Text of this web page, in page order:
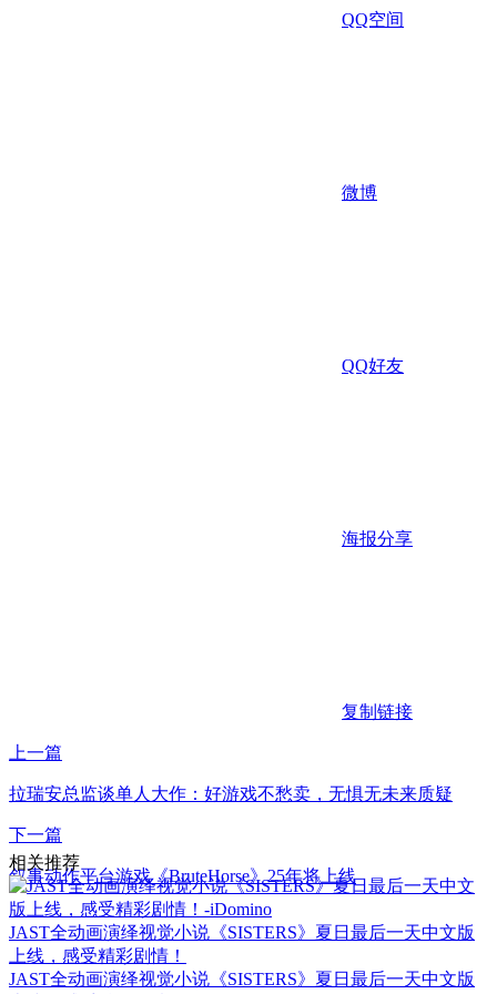
QQ空间
微博
QQ好友
海报分享
复制链接
上一篇
拉瑞安总监谈单人大作：好游戏不愁卖，无惧无未来质疑
下一篇
叙事动作平台游戏《BruteHorse》25年将上线
相关推荐
JAST全动画演绎视觉小说《SISTERS》夏日最后一天中文版
上线，感受精彩剧情！
JAST全动画演绎视觉小说《SISTERS》夏日最后一天中文版